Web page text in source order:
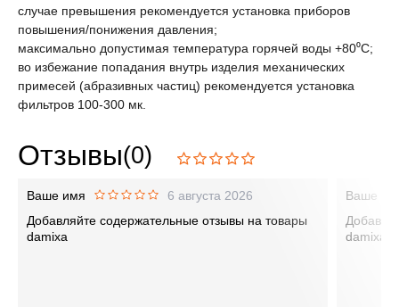
случае превышения рекомендуется установка приборов
повышения/понижения давления;
максимально допустимая температура горячей воды +80⁰С;
во избежание попадания внутрь изделия механических
примесей (абразивных частиц) рекомендуется установка
фильтров 100-300 мк.
Отзывы(0)
Ваше имя
6 августа 2026
Добавляйте содержательные отзывы на товары
damixa
Ваше
damixa